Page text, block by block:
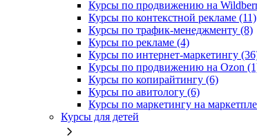
Курсы по продвижению на
Курсы по контекстной рекламе (11)
Курсы по трафик-менеджменту (8)
Курсы по рекламе (4)
Курсы по интернет-маркетингу
Курсы по продвижению на Ozon
Курсы по копирайтингу (6)
Курсы по авитологу (6)
Курсы по маркетингу на
Курсы для детей